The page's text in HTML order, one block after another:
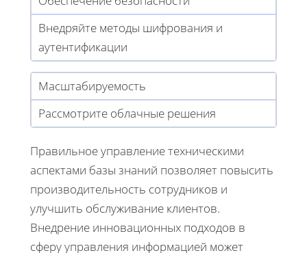
Внедряйте методы шифрования и
аутентификации
Масштабируемость
Рассмотрите облачные решения
Правильное управление техническими
аспектами базы знаний позволяет повысить
производительность сотрудников и
улучшить обслуживание клиентов.
Внедрение инновационных подходов в
сферу управления информацией может